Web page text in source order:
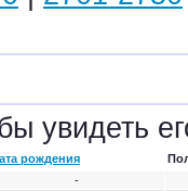
увидеть
рождения
-